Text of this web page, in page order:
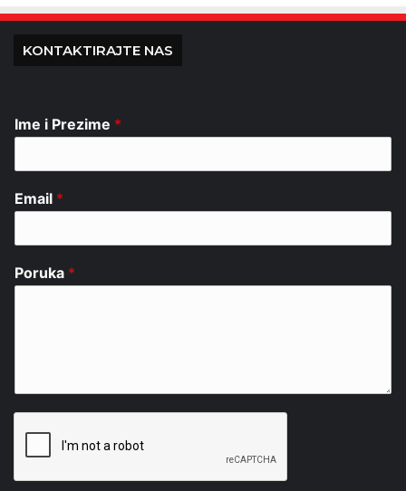
KONTAKTIRAJTE NAS
Ime i Prezime *
Email *
Poruka *